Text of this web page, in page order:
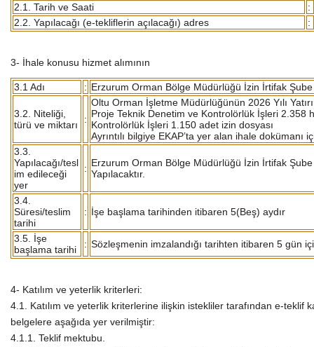
2.1. Tarih ve Saati
:
2.2. Yapılacağı (e-tekliflerin açılacağı) adres
:
3- İhale konusu hizmet alımının
3.1 Adı : Erzurum Orman Bölge Müdürlüğü İzin İrtifak
3.2. Niteliği,
türü ve miktarı
:
Oltu Orman İşletme Müdürlüğünün 2026 Yılı
Proje Teknik Denetim ve Kontrolörlük İşleri
Kontrolörlük İşleri 1.150 adet izin dosyası
Ayrıntılı bilgiye EKAP’ta yer alan ihale
3.3.
Yapılacağı/tesl
im edileceği
yer
: Erzurum Orman Bölge Müdürlüğü İzin İrtifak
Yapılacaktır.
3.4.
Süresi/teslim
tarihi
: İşe başlama tarihinden itibaren 5(Beş) aydır
3.5. İşe
başlama tarihi
: Sözleşmenin imzalandığı tarihten itibaren 5 gün
4- Katılım ve yeterlik kriterleri:
4.1. Katılım ve yeterlik kriterlerine ilişkin istekliler tarafından e-teklif
belgelere aşağıda yer verilmiştir:
4.1.1. Teklif mektubu.